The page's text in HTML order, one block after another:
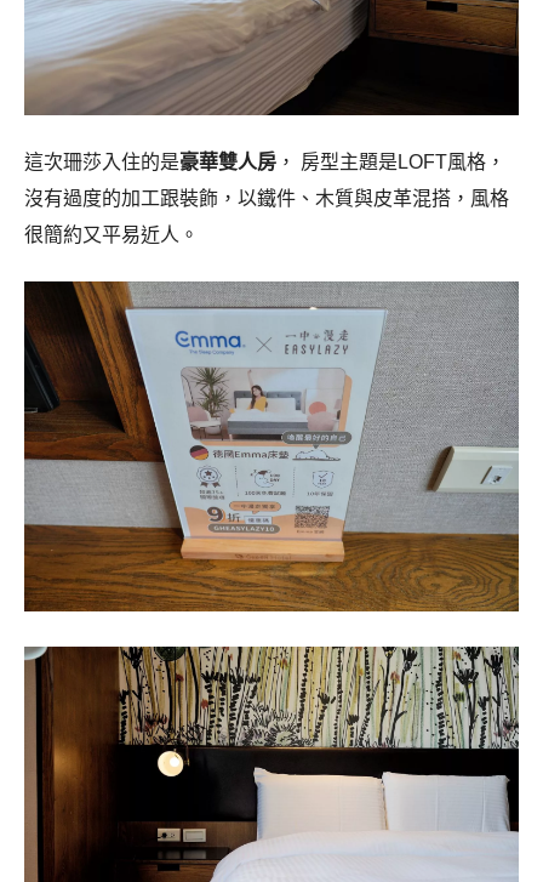
這次珊莎入住的是豪華雙人房 ， 房型主題是LOFT風格，
沒有過度的加工跟裝飾，以鐵件、木質與皮革混搭，風格
很簡約又平易近人。